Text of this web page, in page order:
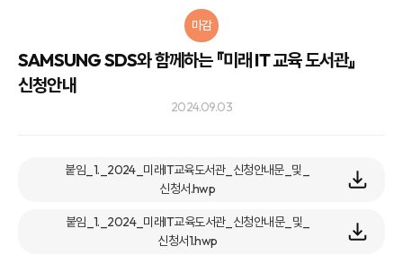
마감
SAMSUNG SDS와 함께하는 『미래 IT 교육 도서관』
신청안내
2024.09.03
붙임_1._2024_미래IT교육도서관_신청안내문_및_
신청서.hwp
붙임_1._2024_미래IT교육도서관_신청안내문_및_
신청서1.hwp